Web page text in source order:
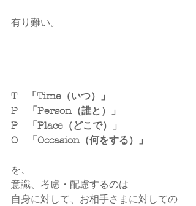
有り難い。
--------
T　「Time（いつ）」
P　「Person（誰と）」
P　「Place（どこで）」
O　「Occasion（何をする）」
を、
意識、考慮・配慮するのは
自身に対して、お相手さまに対しての